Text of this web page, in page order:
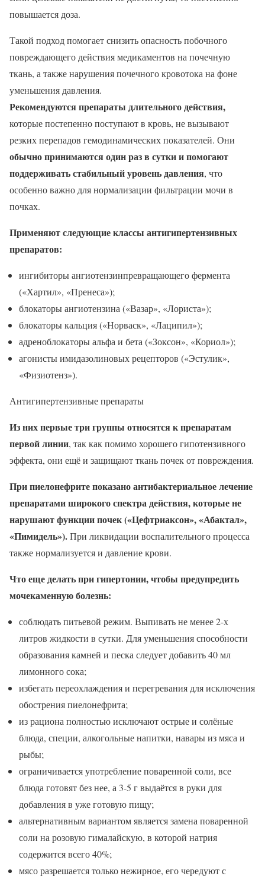
повышается доза.
Такой подход помогает снизить опасность побочного
повреждающего действия медикаментов на почечную
ткань, а также нарушения почечного кровотока на фоне
уменьшения давления.
Рекомендуются препараты длительного действия,
которые постепенно поступают в кровь, не вызывают
резких перепадов гемодинамических показателей. Они
обычно принимаются один раз в сутки и помогают
поддерживать стабильный уровень давления, что
особенно важно для нормализации фильтрации мочи в
почках.
Применяют следующие классы антигипертензивных
препаратов:
ингибиторы ангиотензинпревращающего фермента
(«Хартил», «Пренеса»);
блокаторы ангиотензина («Вазар», «Лориста»);
блокаторы кальция («Норваск», «Лаципил»);
адреноблокаторы альфа и бета («Зоксон», «Кориол»);
агонисты имидазолиновых рецепторов («Эстулик»,
«Физиотенз»).
Антигипертензивные препараты
Из них первые три группы относятся к препаратам
первой линии, так как помимо хорошего гипотензивного
эффекта, они ещё и защищают ткань почек от повреждения.
При пиелонефрите показано антибактериальное лечение
препаратами широкого спектра действия, которые не
нарушают функции почек («Цефтриаксон», «Абактал»,
«Пимидель»).При ликвидации воспалительного процесса
также нормализуется и давление крови.
Что еще делать при гипертонии, чтобы предупредить
мочекаменную болезнь:
соблюдать питьевой режим. Выпивать не менее 2-х
литров жидкости в сутки. Для уменьшения способности
образования камней и песка следует добавить 40 мл
лимонного сока;
избегать переохлаждения и перегревания для исключения
обострения пиелонефрита;
из рациона полностью исключают острые и солёные
блюда, специи, алкогольные напитки, навары из мяса и
рыбы;
ограничивается употребление поваренной соли, все
блюда готовят без нее, а 3-5 г выдаётся в руки для
добавления в уже готовую пищу;
альтернативным вариантом является замена поваренной
соли на розовую гималайскую, в которой натрия
содержится всего 40%;
мясо разрешается только нежирное, его чередуют с